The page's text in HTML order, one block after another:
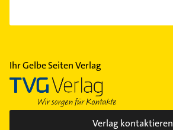
Ihr Gelbe Seiten Verlag
Verlag kontaktieren